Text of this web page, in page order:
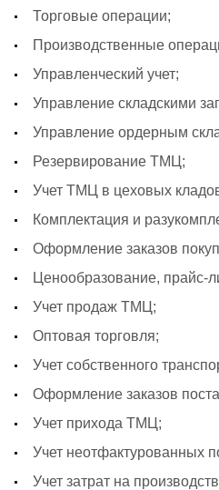
Торговые операции;
Производственные
Управленческий учет;
Управление складскими
Управление ордерным
Резервирование ТМЦ;
Учет ТМЦ в цеховых
Комплектация и
Оформление заказов
Ценообразование, прайс-
Учет продаж ТМЦ;
Оптовая торговля;
Учет собственного
Оформление заказов
Учет прихода ТМЦ;
Учет неотфактурованных
Учет затрат на